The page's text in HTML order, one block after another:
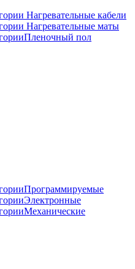
Нагревательные кабели
Нагревательные маты
Пленочный пол
Программируемые
Электронные
Механические